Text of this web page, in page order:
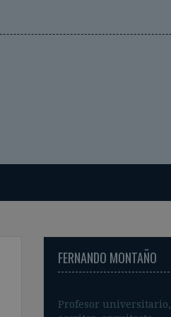
FERNANDO MONTAÑO
Profesor universitario,